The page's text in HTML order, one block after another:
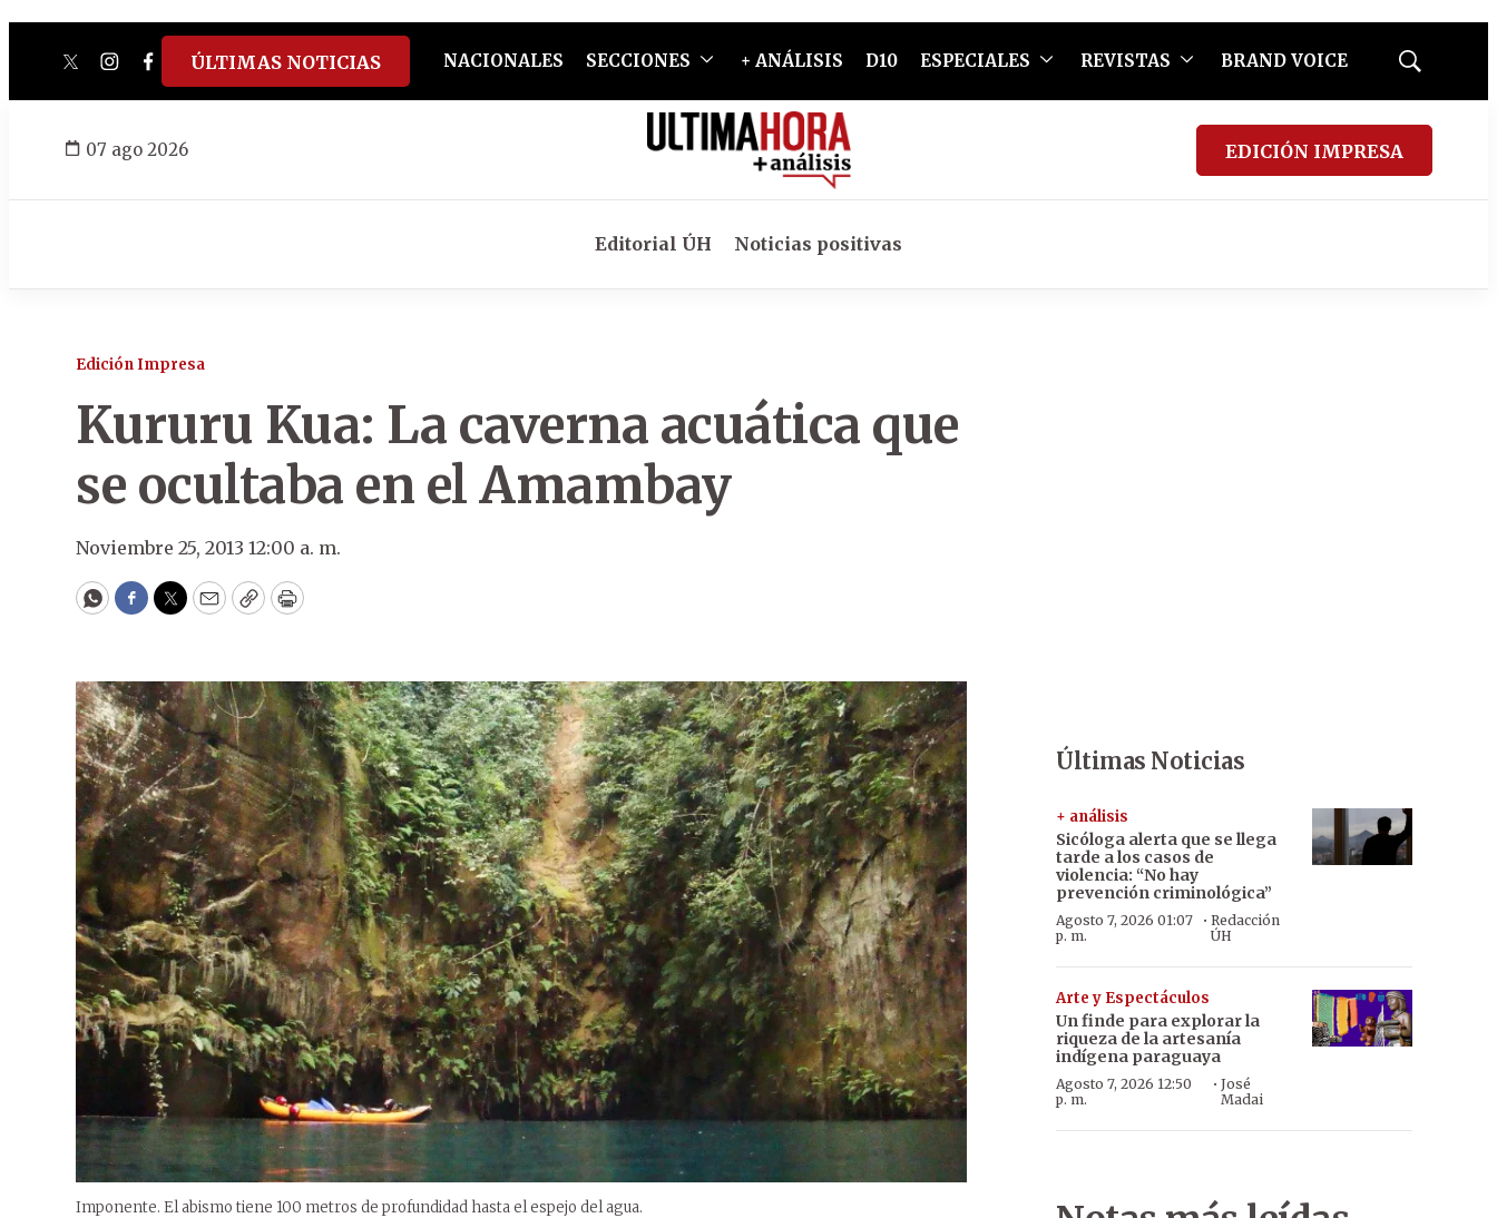
twitterinstagram
facebook
tiktokyoutube
spotify
ÚLTIMAS NOTICIAS NACIONALES SECCIONES + ANÁLISIS D10 ESPECIALES REVISTAS BRAND VOICE
Mostrar
07 ago 2026 EDICIÓN IMPRESA
Editorial ÚH Noticias positivas
Edición Impresa
Kururu Kua: La caverna acuática que
se ocultaba en el Amambay
Noviembre 25, 2013 12:00 a. m.
WhatsApp
Facebook
Twitter
EmailCopyPrint
Imponente. El abismo tiene 100 metros de profundidad hasta el espejo del agua.
Últimas Noticias
+ análisis
Sicóloga alerta que se llega
tarde a los casos de
violencia: “No hay
prevención criminológica”
Agosto 7, 2026 01:07
p. m.
·Redacción
ÚH
Arte y Espectáculos
Un finde para explorar la
riqueza de la artesanía
indígena paraguaya
Agosto 7, 2026 12:50
p. m.
·José
Madai